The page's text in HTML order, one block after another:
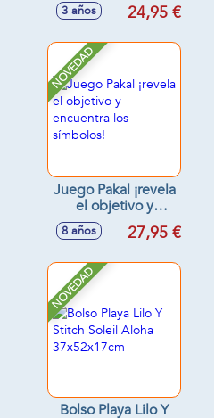
25cm
3 años 24,95 €
NOVEDAD
Juego Pakal ¡revela
el objetivo y
encuentra los
símbolos!
8 años 27,95 €
NOVEDAD
Bolso Playa Lilo Y